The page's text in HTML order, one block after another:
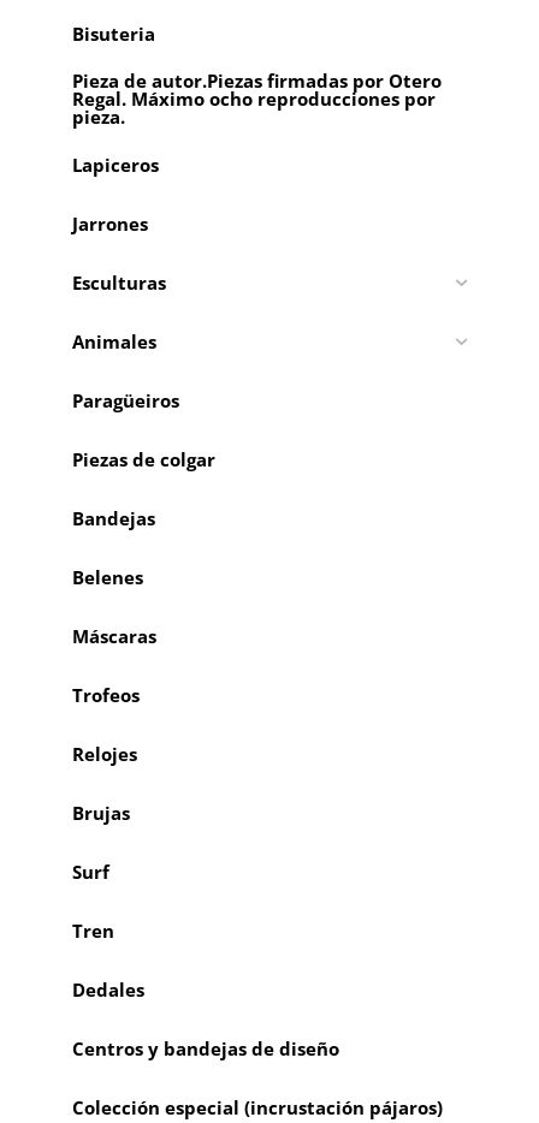
Bisuteria
Pieza de autor.Piezas firmadas por Otero
Regal. Máximo ocho reproducciones por
pieza.
Lapiceros
Jarrones
Esculturas
Animales
Paragüeiros
Piezas de colgar
Bandejas
Belenes
Máscaras
Trofeos
Relojes
Brujas
Surf
Tren
Dedales
Centros y bandejas de diseño
Colección especial (incrustación pájaros)